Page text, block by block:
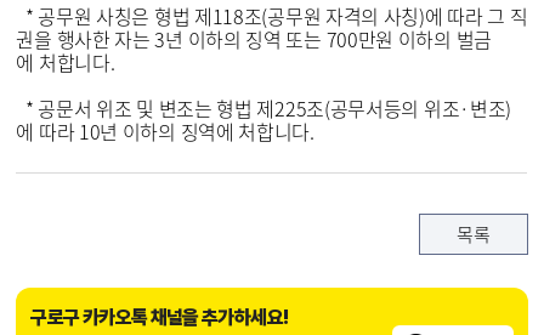
* 공무원 사칭은 형법 제118조(공무원 자격의 사칭)에 따라 그 직
권을 행사한 자는 3년 이하의 징역 또는 700만원 이하의 벌금
에 처합니다.
* 공문서 위조 및 변조는 형법 제225조(공무서등의 위조·변조)
에 따라 10년 이하의 징역에 처합니다.
목록
구로구 카카오톡 채널을 추가하세요!